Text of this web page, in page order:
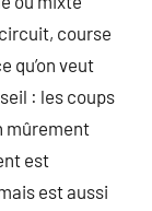
course
qu’on veut
: les coups
mûrement
est
est aussi